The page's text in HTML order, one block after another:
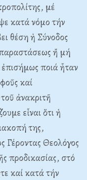
μέ
κατά νόμο τήν
θέση ἡ Σύνοδος
ἤ μή
ποιά ἦταν
καί
ἀνακριτῆ
εἶναι ὅτι ἡ
της,
Γέροντας Θεολόγος
προδικασίας, στό
καί κατά τήν